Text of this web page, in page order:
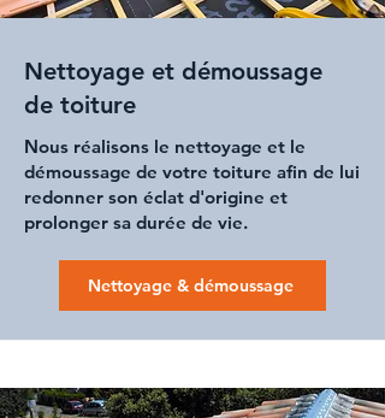
Nettoyage et démoussage
de toiture
Nous réalisons le nettoyage et le
démoussage de votre toiture afin de lui
redonner son éclat d'origine et
prolonger sa durée de vie.
Nettoyage & démoussage